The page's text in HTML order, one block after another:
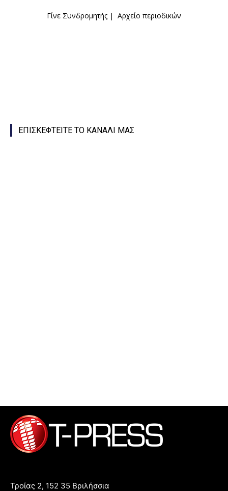
Γίνε Συνδρομητής | Αρχείο περιοδικών
ΕΠΙΣΚΕΦΤΕΙΤΕ ΤΟ ΚΑΝΑΛΙ ΜΑΣ
Τροίας 2, 152 35 Βριλήσσια